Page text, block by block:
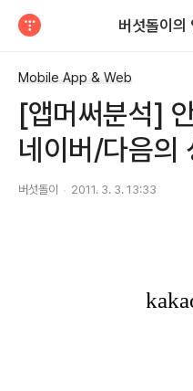
버섯돌이의
Mobile App & Web
[앱머써분석]
네이버/다음의
버섯돌이 2011. 3. 3. 13:33